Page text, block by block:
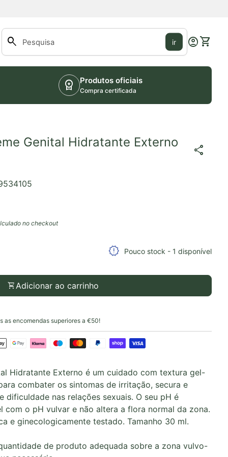
Pesquisar"
search ir Conta
account_circle Ver o
shopping_cart
workspace_premium Produtos oficiais
Compra certificada
Genital Hidratante Externo
share
no checkout
para
quantidade para release_alert Pouco stock - 1 disponível
shopping_cartAdicionar ao carrinho
as encomendas superiores a €50!
Hidratante Externo é um cuidado com textura gel-
combater os sintomas de irritação, secura e
dificuldade nas relações sexuais. O seu pH é
com o pH vulvar e não altera a flora normal da zona.
e ginecologicamente testado. Tamanho 30 ml.
de produto adequada sobre a zona vulvo-